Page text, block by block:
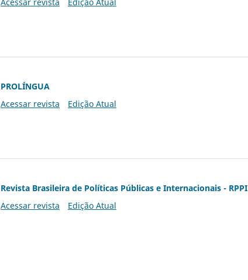
PROLÍNGUA
Acessar revista
Edição Atual
Revista Brasileira de Políticas Públicas e Internacionais - RPPI
Acessar revista
Edição Atual